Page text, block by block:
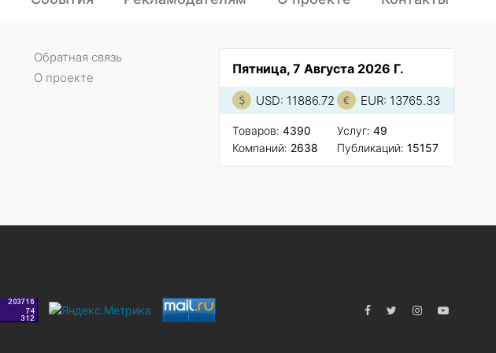
Пятница, 7 Августа 2026 Г.
USD: 11886.72 EUR: 13765.33
Товаров: 4390
Компаний: 2638
Услуг: 49
Публикаций: 15157
Обратная связь
О проекте